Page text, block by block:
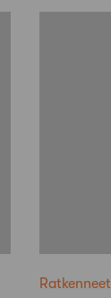
Ratkenneet